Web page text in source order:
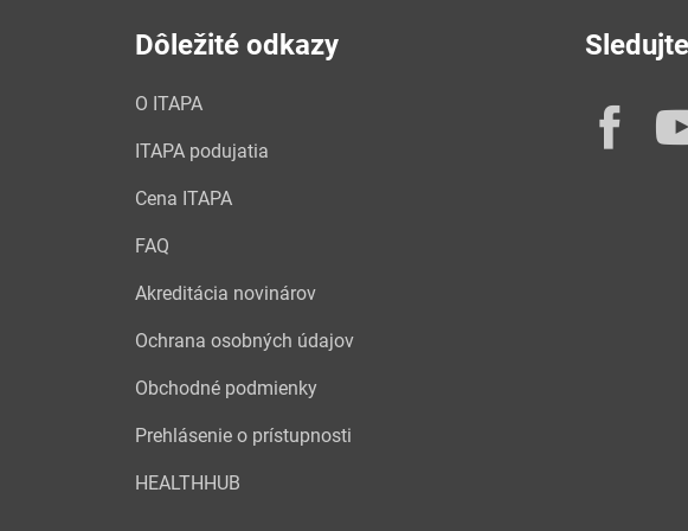
Dôležité odkazy
O ITAPA
ITAPA podujatia
Cena ITAPA
FAQ
Akreditácia novinárov
Ochrana osobných údajov
Obchodné podmienky
Prehlásenie o prístupnosti
HEALTHHUB